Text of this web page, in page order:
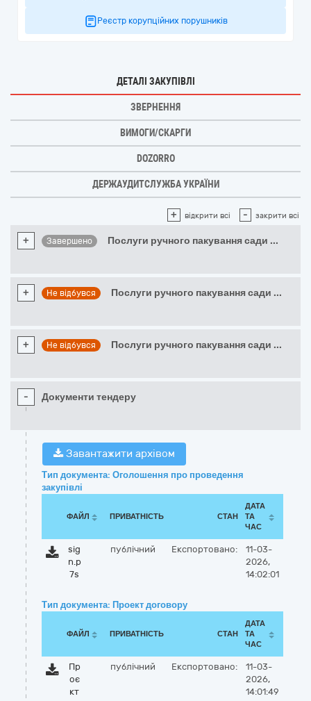
Реєстр корупційних порушників
ДЕТАЛІ ЗАКУПІВЛІ
ЗВЕРНЕННЯ
ВИМОГИ/СКАРГИ
DOZORRO
ДЕРЖАУДИТСЛУЖБА УКРАЇНИ
+ відкрити всі - закрити всі
+ Завершено Послуги ручного пакування сади ...
+ Не відбувся Послуги ручного пакування сади ...
+ Не відбувся Послуги ручного пакування сади ...
- Документи тендеру
Завантажити архівом
Тип документа: Оголошення про проведення
закупівлі
ФАЙЛ ПРИВАТНІСТЬ СТАН
ДАТА
ТА
ЧАС
sig
n.p
7s
публічний Експортовано:
11-03-
2026,
14:02:01
Тип документа: Проект договору
ФАЙЛ ПРИВАТНІСТЬ СТАН
ДАТА
ТА
ЧАС
Пр
оє
кт
публічний Експортовано:
11-03-
2026,
14:01:49